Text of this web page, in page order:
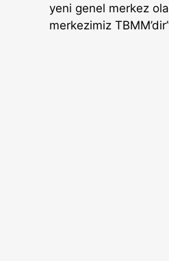
yeni genel merkez
merkezimiz